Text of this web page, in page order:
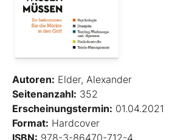
Autoren: Elder, Alexander
Seitenanzahl: 352
Erscheinungstermin: 01.04.2021
Format: Hardcover